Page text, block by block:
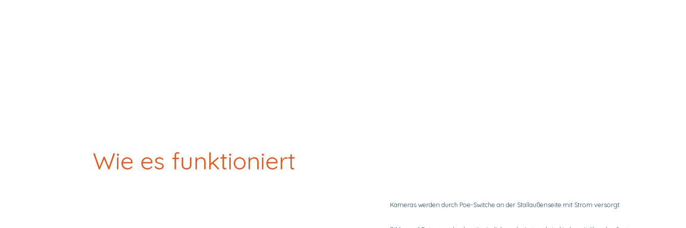
Wie es funktioniert
Kameras werden durch Poe-Switche an der Stallaußenseite mit Strom versorgt